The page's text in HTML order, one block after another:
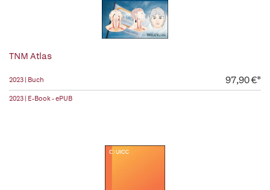
TNM Atlas
2023 | Buch 97,90 €*
2023 | E-Book - ePUB